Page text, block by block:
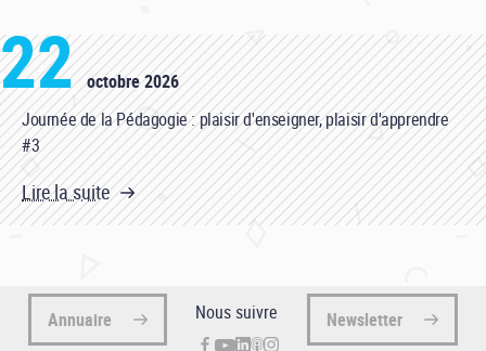
22 octobre 2026
Journée de la Pédagogie : plaisir d'enseigner, plaisir d'apprendre
#3
Lire la suite
Annuaire Nous suivre Newsletter